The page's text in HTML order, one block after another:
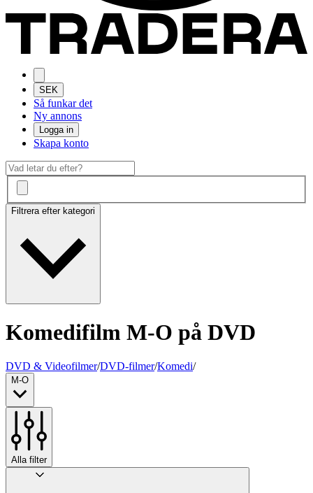
SEK
Så funkar det
Ny annons
Logga in
Skapa konto
Filtrera efter kategori
Komedifilm M-O på DVD
DVD & Videofilmer/DVD-filmer/Komedi/
M-O
Alla filter